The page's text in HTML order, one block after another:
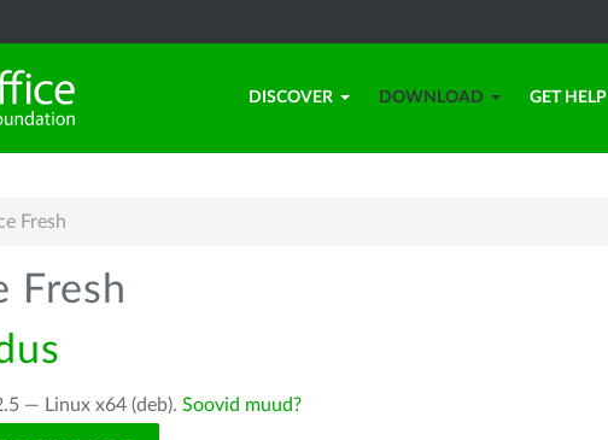
DISCOVER DOWNLOAD GET HELP
Fresh
Fresh
— Linux x64 (deb). Soovid muud?